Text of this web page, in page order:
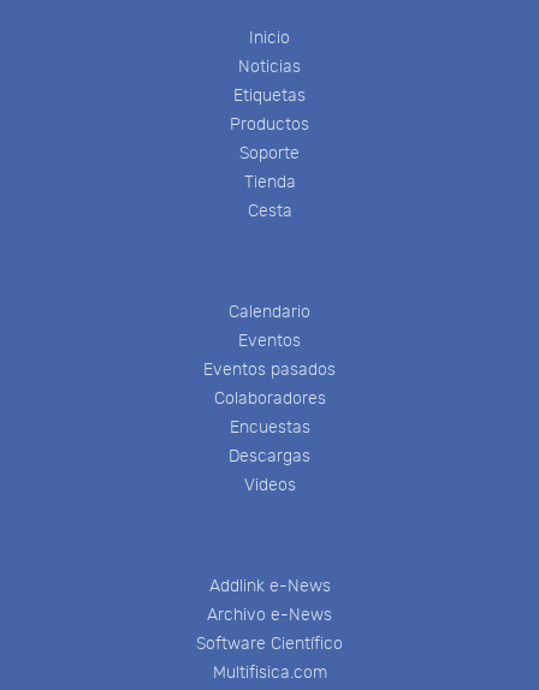
Inicio
Noticias
Etiquetas
Productos
Soporte
Tienda
Cesta
Calendario
Eventos
Eventos pasados
Colaboradores
Encuestas
Descargas
Videos
Addlink e-News
Archivo e-News
Software Científico
Multifisica.com